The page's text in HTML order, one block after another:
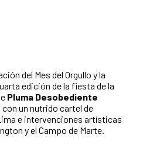
del Mes del Orgullo y la
edición de la fiesta de la
Pluma Desobediente
con un nutrido cartel de
e intervenciones artísticas
y el Campo de Marte.